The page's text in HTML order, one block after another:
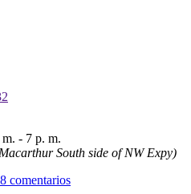
- 7 p. m.
South side of NW Expy)
comentarios